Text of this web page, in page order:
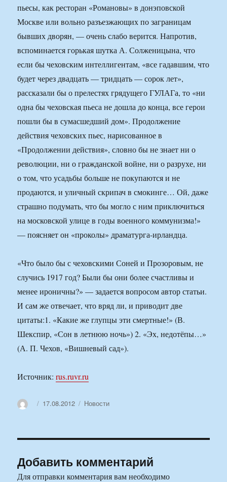
пьесы, как ресторан «Романовы» в донэповской
Москве или вольно разъезжающих по заграницам
бывших дворян, — очень слабо верится. Напротив,
вспоминается горькая шутка А. Солженицына, что
если бы чеховским интеллигентам, «все гадавшим, что
будет через двадцать — тридцать — сорок лет»,
рассказали бы о прелестях грядущего ГУЛАГа, то «ни
одна бы чеховская пьеса не дошла до конца, все герои
пошли бы в сумасшедший дом». Продолжение
действия чеховских пьес, нарисованное в
«Продолжении действия», словно бы не знает ни о
революции, ни о гражданской войне, ни о разрухе, ни
о том, что усадьбы больше не покупаются и не
продаются, и уличный скрипач в смокинге… Ой, даже
страшно подумать, что бы могло с ним приключиться
на московской улице в годы военного коммунизма!»
— поясняет он «проколы» драматурга-ирландца.
«Что было бы с чеховскими Соней и Прозоровым, не
случись 1917 год? Были бы они более счастливы и
менее ироничны?» — задается вопросом автор статьи.
И сам же отвечает, что вряд ли, и приводит две
цитаты:1. «Какие же глупцы эти смертные!» (В.
Шекспир, «Сон в летнюю ночь») 2. «Эх, недотёпы…»
(А. П. Чехов, «Вишневый сад»).
Источник:rus.ruvr.ru
АвторОпубликовано
17.08.2012 Рубрики
Новости
Добавить комментарий
Для отправки комментария вам необходимо